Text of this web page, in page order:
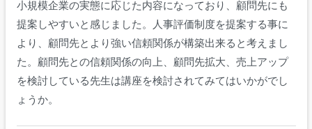
小規模企業の実態に応じた内容になっており、顧問先にも
提案しやすいと感じました。人事評価制度を提案する事に
より、顧問先とより強い信頼関係が構築出来ると考えまし
た。顧問先との信頼関係の向上、顧問先拡大、売上アップ
を検討している先生は講座を検討されてみてはいかがでし
ょうか。